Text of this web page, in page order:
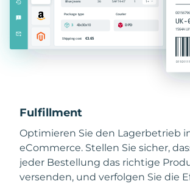
Fulfillment
Optimieren Sie den Lagerbetrieb
eCommerce. Stellen Sie sicher,
jeder Bestellung das richtige
versenden, und verfolgen Sie die